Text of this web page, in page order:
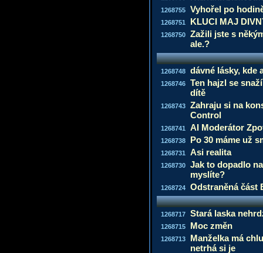
1268755 Vyhořel po
1268751 KLUCI MAJ
1268750
Zažili jste s
ale.?
1268748 dávné lásky, kde
1268746
Ten hajzl se
dítě
1268743
Zahraju si na
Control
1268741 AI Moderátor
1268738 Po 30 máme už
1268731 Asi realita
1268730
Jak to dopadlo
myslíte?
1268724 Odstraněná část
1268717 Stará laska
1268715 Moc změn
1268713
Manželka má
netrhá si je